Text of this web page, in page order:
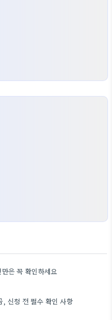
은 꼭 확인하세요
신청 전 필수 확인 사항